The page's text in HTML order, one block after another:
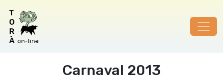
Carnaval 2013